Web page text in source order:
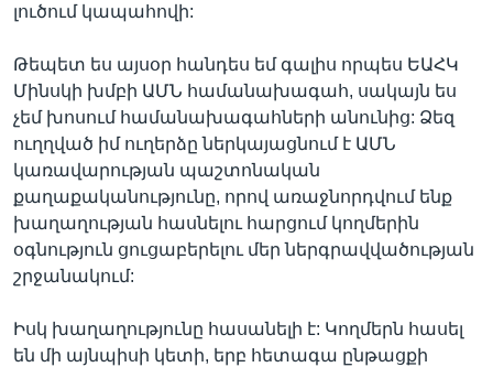
լուծում կապահովի:
Թեպետ ես այսօր հանդես եմ գալիս որպես ԵԱՀԿ
Մինսկի խմբի ԱՄՆ համանախագահ, սակայն ես
չեմ խոսում համանախագահների անունից: Ձեզ
ուղղված իմ ուղերձը ներկայացնում է ԱՄՆ
կառավարության պաշտոնական
քաղաքականությունը, որով առաջնորդվում ենք
խաղաղության հասնելու հարցում կողմերին
օգնություն ցուցաբերելու մեր ներգրավվածության
շրջանակում:
Իսկ խաղաղությունը հասանելի է: Կողմերն հասել
են մի այնպիսի կետի, երբ հետագա ընթացքի